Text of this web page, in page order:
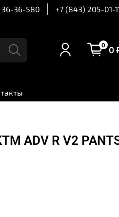
36-36-580 +7 (843) 205-01-
0 0
ADV R V2